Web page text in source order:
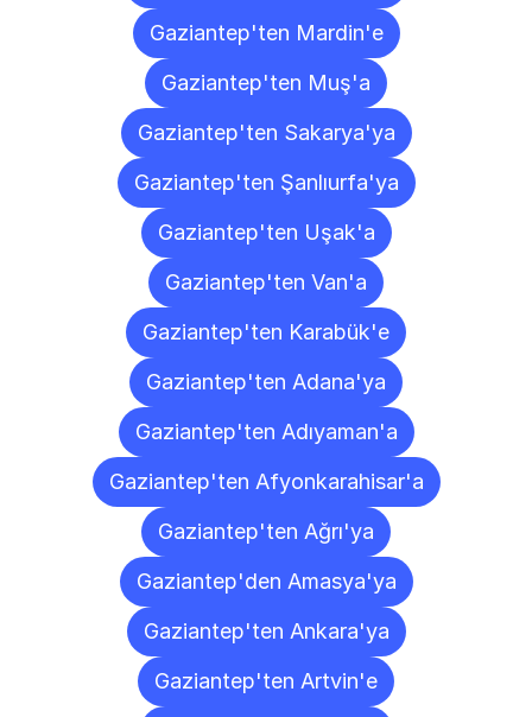
Gaziantep'ten Mardin'e
Gaziantep'ten Muş'a
Gaziantep'ten Sakarya'ya
Gaziantep'ten Şanlıurfa'ya
Gaziantep'ten Uşak'a
Gaziantep'ten Van'a
Gaziantep'ten Karabük'e
Gaziantep'ten Adana'ya
Gaziantep'ten Adıyaman'a
Gaziantep'ten Afyonkarahisar'a
Gaziantep'ten Ağrı'ya
Gaziantep'den Amasya'ya
Gaziantep'ten Ankara'ya
Gaziantep'ten Artvin'e